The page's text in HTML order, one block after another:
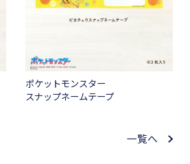
ポケットモンスター
スナップネームテープ
一覧へ